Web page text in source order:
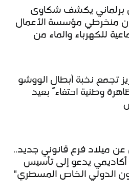
برلماني يكشف شكاوى
منخرطي مؤسسة الأعمال
للكهرباء والماء من
تجمع نخبة أبطال الووشو
وطنية احتفاءً بعيد
عن ميلاد فرع قانوني جديد..
أكاديمي يدعو إلى تأسيس
الدولي الخاص المسطري"